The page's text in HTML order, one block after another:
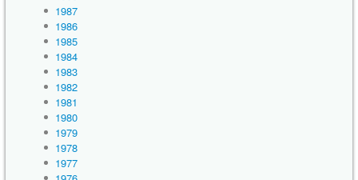
1987
1986
1985
1984
1983
1982
1981
1980
1979
1978
1977